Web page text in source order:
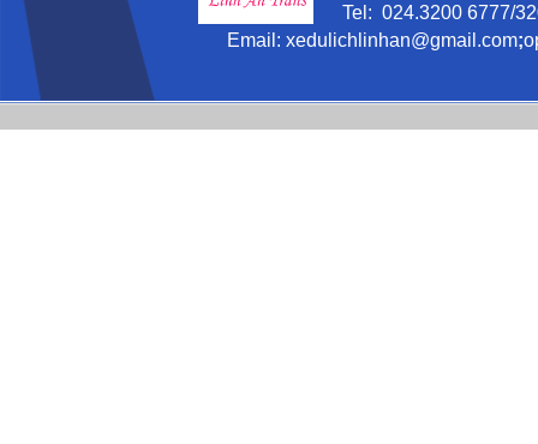
Tel: 024.3200 6777/
Email: xedulichlinhan@gmail .com;